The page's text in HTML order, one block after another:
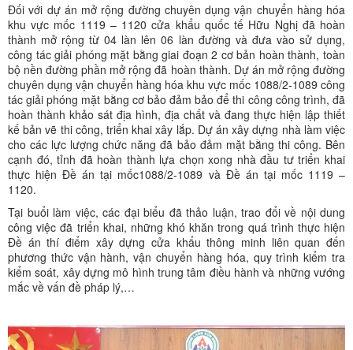
Đối với dự án mở rộng đường chuyên dụng vận chuyển hàng hóa
khu vực mốc 1119 – 1120 cửa khẩu quốc tế Hữu Nghị đã hoàn
thành mở rộng từ 04 làn lên 06 làn đường và đưa vào sử dụng,
công tác giải phóng mặt bằng giai đoạn 2 cơ bản hoàn thành, toàn
bộ nền đường phần mở rộng đã hoàn thành. Dự án mở rộng đường
chuyên dụng vận chuyển hàng hóa khu vực mốc 1088/2-1089 công
tác giải phóng mặt bằng cơ bảo đảm bảo để thi công công trình, đã
hoàn thành khảo sát địa hình, địa chất và đang thực hiện lập thiết
kế bản vẽ thi công, triển khai xây lắp. Dự án xây dựng nhà làm việc
cho các lực lượng chức năng đã bảo đảm mặt bằng thi công. Bên
cạnh đó, tỉnh đã hoàn thành lựa chọn xong nhà đầu tư triển khai
thực hiện Đề án tại mốc1088/2-1089 và Đề án tại mốc 1119 –
1120.
Tại buổi làm việc, các đại biểu đã thảo luận, trao đổi về nội dung
công việc đã triển khai, những khó khăn trong quá trình thực hiện
Đề án thí điểm xây dựng cửa khẩu thông minh liên quan đến
phương thức vận hành, vận chuyển hàng hóa, quy trình kiểm tra
kiểm soát, xây dựng mô hình trung tâm điều hành và những vướng
mắc về vấn đề pháp lý,…